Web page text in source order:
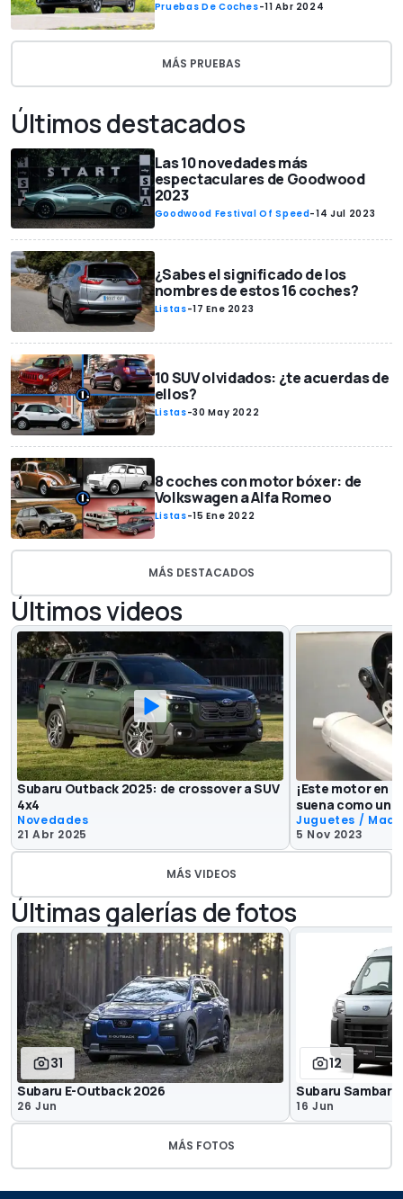
Pruebas De Coches-11 Abr 2024
MÁS PRUEBAS
Últimos destacados
Las 10 novedades más
espectaculares de Goodwood
2023
Goodwood Festival Of Speed-14 Jul 2023
¿Sabes el significado de los
nombres de estos 16 coches?
Listas-17 Ene 2023
10 SUV olvidados: ¿te acuerdas de
ellos?
Listas-30 May 2022
8 coches con motor bóxer: de
Volkswagen a Alfa Romeo
Listas-15 Ene 2022
MÁS DESTACADOS
Últimos videos
Subaru Outback 2025: de crossover a SUV
4x4
Novedades
21 Abr 2025
¡Este motor en
suena como un
Juguetes /
5 Nov 2023
MÁS VIDEOS
Últimas galerías de fotos
31
Subaru E-Outback 2026
26 Jun
12
Subaru Sambar
16 Jun
MÁS FOTOS